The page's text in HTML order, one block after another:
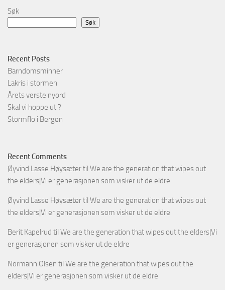
Søk
Søk
Recent Posts
Barndomsminner
Lakris i stormen
Årets verste nyord
Skal vi hoppe uti?
Stormflo i Bergen
Recent Comments
Øyvind Lasse Høysætertil We are the generation that wipes out
the elders|Vi er generasjonen som visker ut de eldre
Øyvind Lasse Høysætertil We are the generation that wipes out
the elders|Vi er generasjonen som visker ut de eldre
Berit Kapelrud til We are the generation that wipes out the elders|Vi
er generasjonen som visker ut de eldre
Normann Olsen til We are the generation that wipes out the
elders|Vi er generasjonen som visker ut de eldre